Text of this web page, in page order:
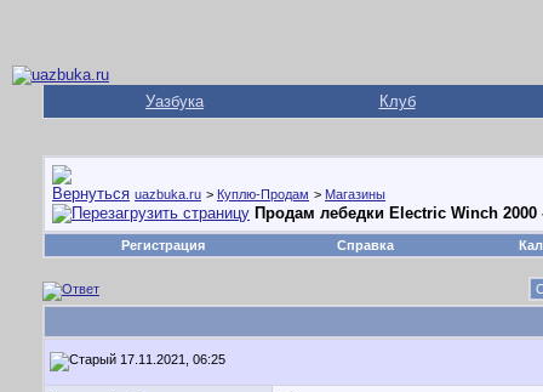
Уазбука Клуб
uazbuka.ru > Куплю-Продам > Магазины
Продам лебедки Electric Winch 2000
Регистрация Справка
17.11.2021, 06:25